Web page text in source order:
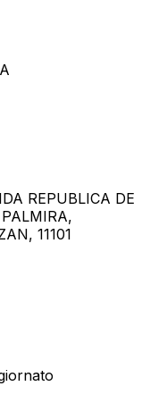
REPUBLICA DE
11101